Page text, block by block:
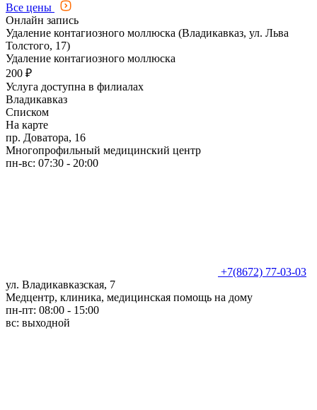
Все цены
Онлайн запись
Удаление контагиозного моллюска (Владикавказ, ул. Льва
Толстого, 17)
Удаление контагиозного моллюска
200 ₽
Услуга доступна в филиалах
Владикавказ
Списком
На карте
пр. Доватора, 16
Многопрофильный медицинский центр
пн-вс: 07:30 - 20:00
+7(8672) 77-03-03
ул. Владикавказская, 7
Медцентр, клиника, медицинская помощь на дому
пн-пт: 08:00 - 15:00
вс: выходной